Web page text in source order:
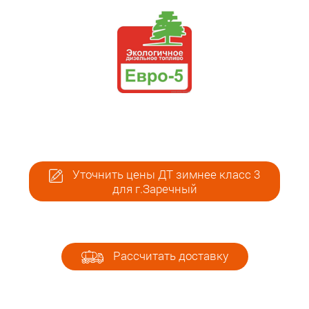
Уточнить цены ДТ зимнее класс 3
для г.Заречный
Рассчитать доставку